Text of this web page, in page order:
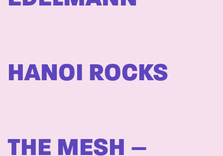
HANOI ROCKS
THE MESH –